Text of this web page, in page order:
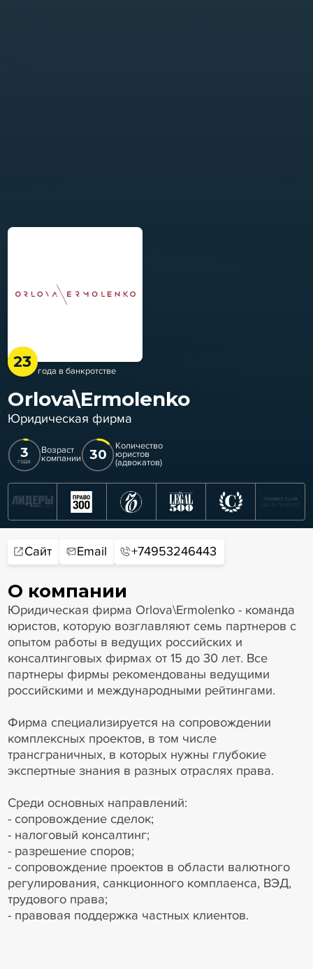
23
года в банкротстве
Orlova\Ermolenko
Юридическая фирма
3
года
Возраст
компании 30
Количество
юристов
(адвокатов)
Сайт Email +74953246443
О компании
Юридическая фирма Orlova\Ermolenko - команда
юристов, которую возглавляют семь партнеров с
опытом работы в ведущих российских и
консалтинговых фирмах от 15 до 30 лет. Все
партнеры фирмы рекомендованы ведущими
российскими и международными рейтингами.
Фирма специализируется на сопровождении
комплексных проектов, в том числе
трансграничных, в которых нужны глубокие
экспертные знания в разных отраслях права.
Среди основных направлений:
- сопровождение сделок;
- налоговый консалтинг;
- разрешение споров;
- сопровождение проектов в области валютного
регулирования, санкционного комплаенса, ВЭД,
трудового права;
- правовая поддержка частных клиентов.